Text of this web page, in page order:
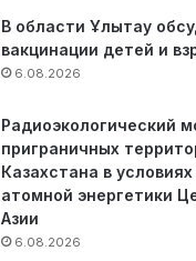
В области Ұлытау
вакцинации детей и
6.08.2026
Радиоэкологический
приграничных
Казахстана в
атомной энергетики
Азии
6.08.2026